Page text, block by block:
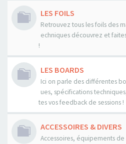
LES FOILS
Retrouvez tous les foils des
echniques découvrez et
!
LES BOARDS
Ici on parle des différentes
ues, spécifications
tes vos feedback de sessions !
ACCESSOIRES & DIVERS
Accessoires, équipements